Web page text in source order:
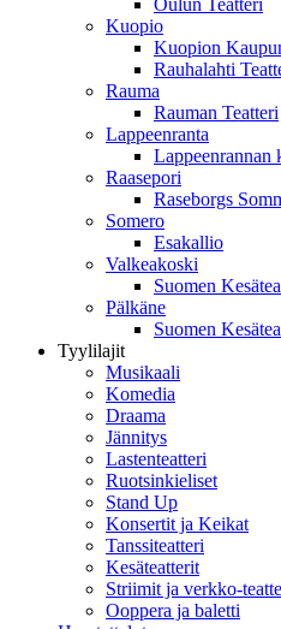
Oulun Teatteri
Kuopio
Kuopion
Rauhalahti
Rauma
Rauman Teatteri
Lappeenranta
Lappeenrannan
Raasepori
Raseborgs
Somero
Esakallio
Valkeakoski
Suomen
Pälkäne
Suomen
Tyylilajit
Musikaali
Komedia
Draama
Jännitys
Lastenteatteri
Ruotsinkieliset
Stand Up
Konsertit ja Keikat
Tanssiteatteri
Kesäteatterit
Striimit ja verkko-
Ooppera ja baletti